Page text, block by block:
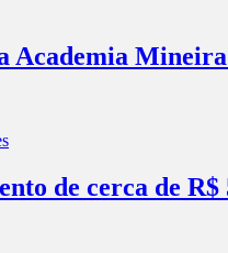
Academia
de cerca de R$